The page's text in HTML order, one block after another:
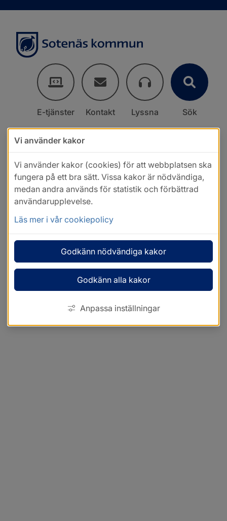
E-tjänster Kontakt Lyssna Sök
Vi använder kakor
Vi använder kakor (cookies) för att webbplatsen ska
fungera på ett bra sätt. Vissa kakor är nödvändiga,
medan andra används för statistik och förbättrad
användarupplevelse.
Läs mer i vår cookiepolicy
Godkänn nödvändiga kakor
Godkänn alla kakor
Anpassa inställningar